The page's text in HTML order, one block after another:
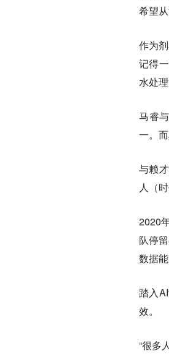
希望
作为
记得
水处
马睿
一。
与赖
人（
2020
队停
数据
踏入
效。
“很多